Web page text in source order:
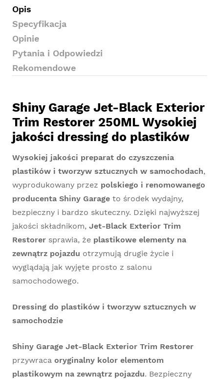
Opis
Specyfikacja
Opinie
Pytania i Odpowiedzi
Rekomendowe
Shiny Garage Jet-Black Exterior
Trim Restorer 250ML Wysokiej
jakości dressing do plastików
Wysokiej jakości preparat do czyszczenia
plastików i tworzyw sztucznych w samochodach,
wyprodukowany przez polskiego i renomowanego
producenta Shiny Garage to środek wydajny,
bezpieczny i bardzo skuteczny. Dzięki najwyższej
jakości składnikom, Jet-Black Exterior Trim
Restorer sprawia, że plastikowe elementy na
zewnątrz pojazdu otrzymują drugie życie i
wyglądają jak wyjęte prosto z salonu
samochodowego.
Dressing do plastików i tworzyw sztucznych w
samochodzie
Shiny Garage Jet-Black Exterior Trim Restorer
przywraca oryginalny kolor elementom
plastikowym na zewnątrz pojazdu. Bezpieczny